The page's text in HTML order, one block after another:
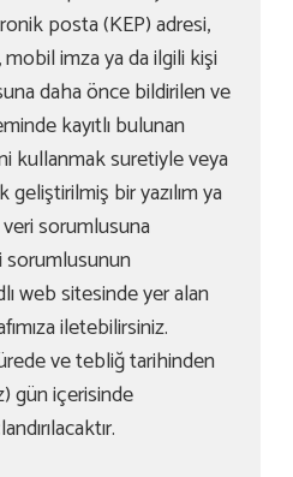
posta (KEP) adresi,
imza ya da ilgili kişi
daha önce bildirilen ve
kayıtlı bulunan
kullanmak suretiyle veya
geliştirilmiş bir yazılım ya
veri sorumlusuna
sorumlusunun
web sitesinde yer alan
iletebilirsiniz.
ve tebliğ tarihinden
gün içerisinde